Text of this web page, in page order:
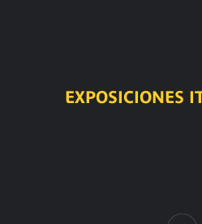
EXPOSICIONES